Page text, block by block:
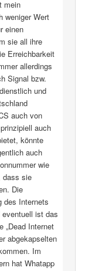
mein
weniger Wert
einen
sie all ihre
Erreichbarkeit
allerdings
Signal bzw.
und
auch von
auch
könnte
auch
wie
dass sie
Die
des Internets
ist das
„Dead Internet
abgekapselten
Im
hat Whatapp